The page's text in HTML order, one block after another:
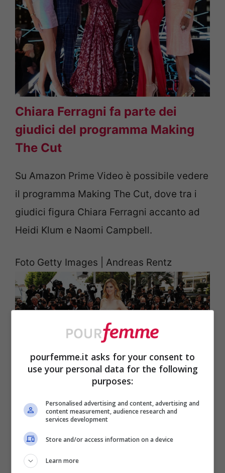
Chiara Ferragni fa parte dei
giudici del programma Making
The Cut
Su Amazon Prime Video è possibile vedere
il programma Making The Cut, dove tra i
giudici figura Chiara Ferragni accanto ad
Heidi Klum e Naomi Campbell.
Foto Getty Images | Andreas Rentz
CANNES, FRANCE - MAY 13: Chiara
Ferragni attends the "Habemus Papam"
premiere at the Palais des Festivals during
pourfemme.it asks for your consent to
use your personal data for the following
purposes:
Personalised advertising and content, advertising and
content measurement, audience research and
services development
Store and/or access information on a device
Learn more